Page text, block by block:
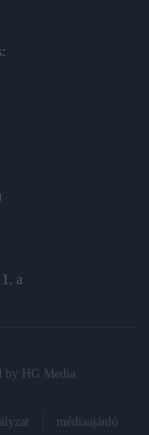
a
by HG Media
médiaajánló